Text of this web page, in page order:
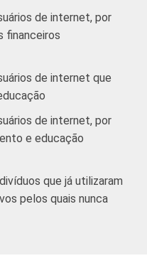
5
10
78
73
de internet, por
financeiros
de internet que
de internet, por
e educação
que já utilizaram
pelos quais nunca